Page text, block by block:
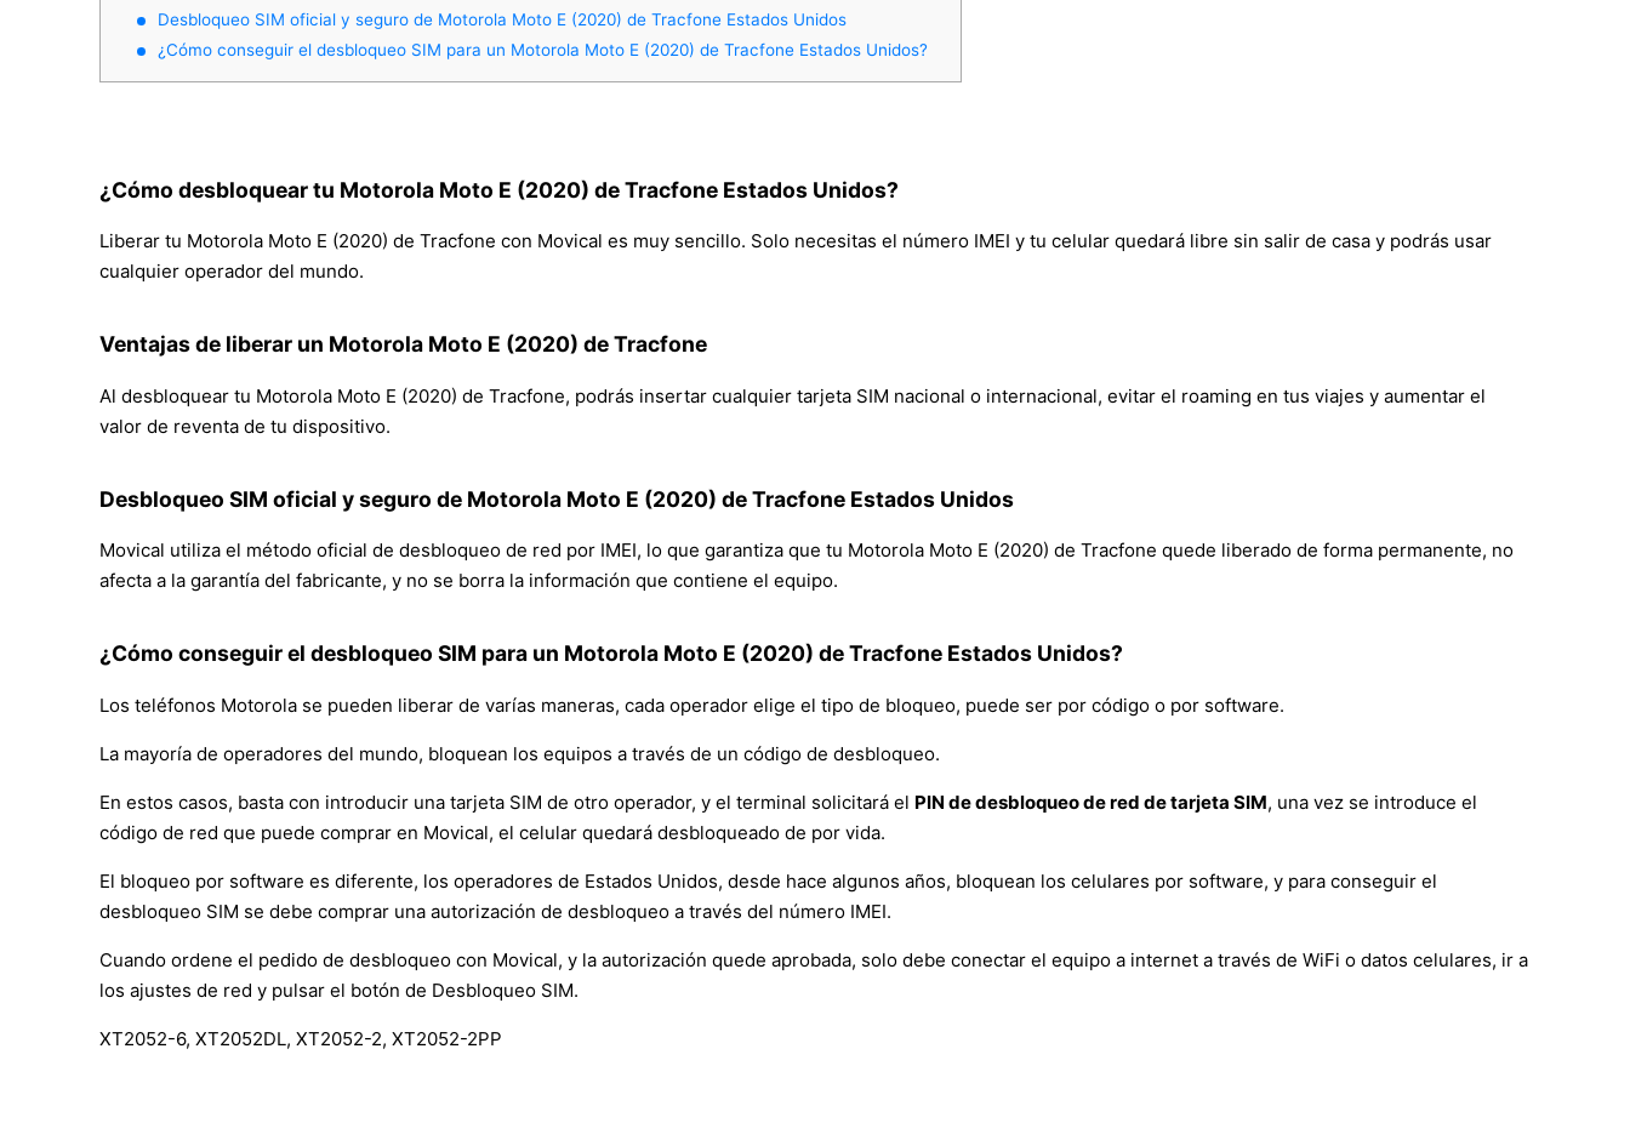
Desbloqueo SIM oficial y seguro de Motorola Moto E (2020) de Tracfone Estados Unidos
¿Cómo conseguir el desbloqueo SIM para un Motorola Moto E (2020) de Tracfone Estados Unidos?
¿Cómo desbloquear tu Motorola Moto E (2020) de Tracfone Estados Unidos?
Liberar tu Motorola Moto E (2020) de Tracfone con Movical es muy sencillo. Solo necesitas el número IMEI y tu celular quedará libre sin salir de casa y podrás usar
cualquier operador del mundo.
Ventajas de liberar un Motorola Moto E (2020) de Tracfone
Al desbloquear tu Motorola Moto E (2020) de Tracfone, podrás insertar cualquier tarjeta SIM nacional o internacional, evitar el roaming en tus viajes y aumentar el
valor de reventa de tu dispositivo.
Desbloqueo SIM oficial y seguro de Motorola Moto E (2020) de Tracfone Estados Unidos
Movical utiliza el método oficial de desbloqueo de red por IMEI, lo que garantiza que tu Motorola Moto E (2020) de Tracfone quede liberado de forma permanente, no
afecta a la garantía del fabricante, y no se borra la información que contiene el equipo.
¿Cómo conseguir el desbloqueo SIM para un Motorola Moto E (2020) de Tracfone Estados Unidos?
Los teléfonos Motorola se pueden liberar de varías maneras, cada operador elige el tipo de bloqueo, puede ser por código o por software.
La mayoría de operadores del mundo, bloquean los equipos a través de un código de desbloqueo.
En estos casos, basta con introducir una tarjeta SIM de otro operador, y el terminal solicitará el PIN de desbloqueo de red de tarjeta SIM, una vez se introduce el
código de red que puede comprar en Movical, el celular quedará desbloqueado de por vida.
El bloqueo por software es diferente, los operadores de Estados Unidos, desde hace algunos años, bloquean los celulares por software, y para conseguir el
desbloqueo SIM se debe comprar una autorización de desbloqueo a través del número IMEI.
Cuando ordene el pedido de desbloqueo con Movical, y la autorización quede aprobada, solo debe conectar el equipo a internet a través de WiFi o datos celulares, ir a
los ajustes de red y pulsar el botón de Desbloqueo SIM.
XT2052-6, XT2052DL, XT2052-2, XT2052-2PP